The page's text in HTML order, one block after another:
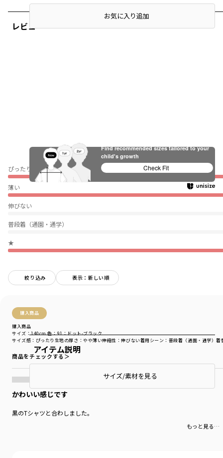
レビュー
ぴったり
薄い
伸びない
普段着（通園・通学）
★
絞り込み 表示：新しい順
購入商品
購入商品
サイズ感 ：ぴったり 生地の厚さ ：やや薄い伸縮性 ：伸びない着用シーン ：普段着（通園・通学）着
サイズ：140cm色：91：ドット-ブラック
商品をチェックする＞
かわいい感じです
黒のTシャツと合わしました。
もっと見る…
お気に入り追加
アイテム説明
サイズ/素材を見る
Find recommended sizes tailored to your
child's growth
Check Fit